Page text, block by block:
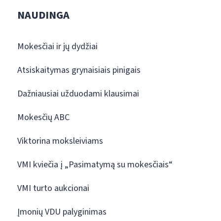
NAUDINGA
Mokesčiai ir jų dydžiai
Atsiskaitymas grynaisiais pinigais
Dažniausiai užduodami klausimai
Mokesčių ABC
Viktorina moksleiviams
VMI kviečia į „Pasimatymą su mokesčiais“
VMI turto aukcionai
Įmonių VDU palyginimas